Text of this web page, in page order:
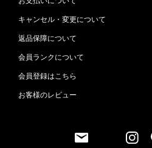
キャンセル・変更について
返品保障について
会員ランクについて
会員登録はこちら
お客様のレビュー